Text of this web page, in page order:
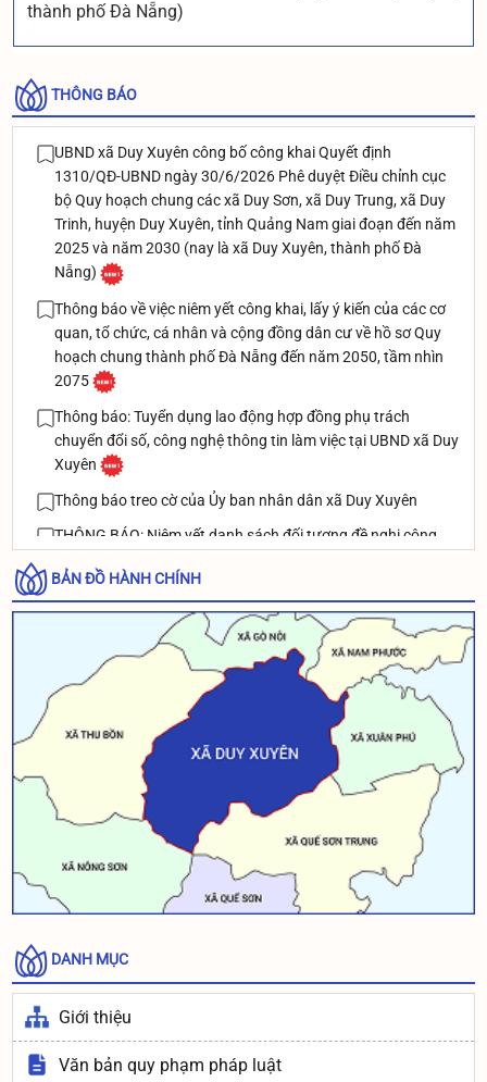
thành phố Đà Nẵng)
THÔNG BÁO
UBND xã Duy Xuyên công bố công khai Quyết định
1310/QĐ-UBND ngày 30/6/2026 Phê duyệt Điều chỉnh cục
bộ Quy hoạch chung các xã Duy Sơn, xã Duy Trung, xã Duy
Trinh, huyện Duy Xuyên, tỉnh Quảng Nam giai đoạn đến năm
2025 và năm 2030 (nay là xã Duy Xuyên, thành phố Đà
Nẵng)
Thông báo về việc niêm yết công khai, lấy ý kiến của các cơ
quan, tổ chức, cá nhân và cộng đồng dân cư về hồ sơ Quy
hoạch chung thành phố Đà Nẵng đến năm 2050, tầm nhìn
2075
Thông báo: Tuyển dụng lao động hợp đồng phụ trách
chuyển đổi số, công nghệ thông tin làm việc tại UBND xã Duy
Xuyên
Thông báo treo cờ của Ủy ban nhân dân xã Duy Xuyên
THÔNG BÁO: Niêm yết danh sách đối tượng đề nghị công
131/2021/NĐ-CP ngày 30/12/2021 của Chính phủ
Thông báo rà soát danh sách người dân đủ điều kiện để cấp
BHYT xã An toàn khu của xã Duy Xuyên
Thông báo: Niêm yết Danh sách đối tượng đề nghị công
nhận và giải quyết chế độ thương binh theo Nghị định
131/2021/NĐ-CP của chính phủ
Thông báo: Niêm yết Danh sách đối tượng đề nghị công
nhận và giải quyết chế độ thương binh theo Nghị định
131/2021/NĐ-CP của chính phủ
BẢN ĐỒ HÀNH CHÍNH
DANH MỤC
Giới thiệu
Văn bản quy phạm pháp luật